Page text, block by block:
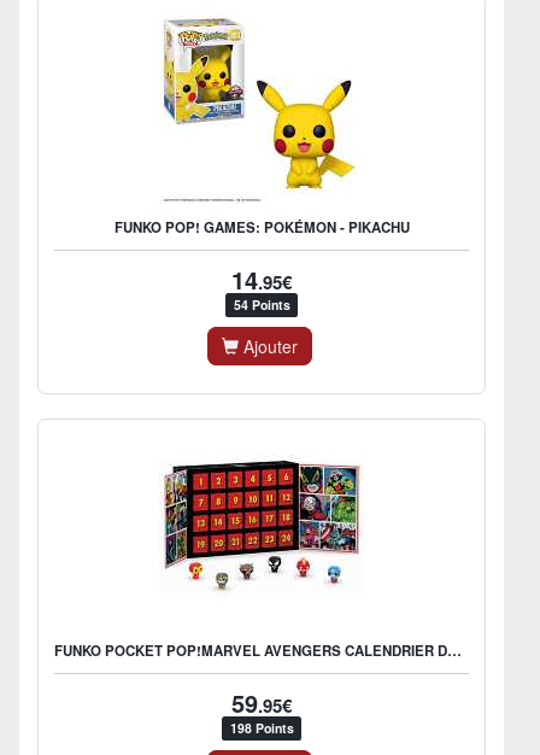
FUNKO POP! GAMES: POKÉMON - PIKACHU
14.95€
54 Points
Ajouter
FUNKO POCKET POP!MARVEL AVENGERS CALENDRIER DE L'AVENT
59.95€
198 Points